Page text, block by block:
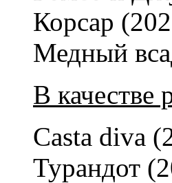
Корсар
Медный
В качестве
Casta diva
Турандот